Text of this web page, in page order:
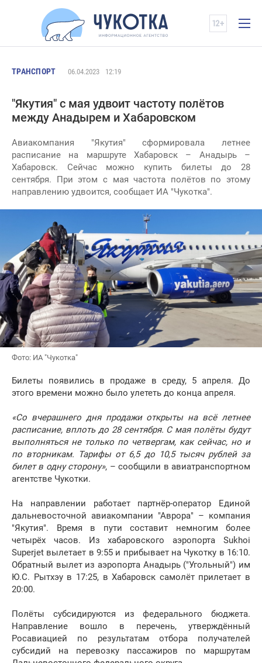
ТРАНСПОРТ 06.04.2023 12:19
"Якутия" с мая удвоит частоту полётов
между Анадырем и Хабаровском
Авиакомпания "Якутия" сформировала летнее
расписание на маршруте Хабаровск – Анадырь –
Хабаровск. Сейчас можно купить билеты до 28
сентября. При этом с мая частота полётов по этому
направлению удвоится, сообщает ИА "Чукотка".
Фото: ИА "Чукотка"
Билеты появились в продаже в среду, 5 апреля. До
этого времени можно было улететь до конца апреля.
«Со вчерашнего дня продажи открыты на всё летнее
расписание, вплоть до 28 сентября. С мая полёты будут
выполняться не только по четвергам, как сейчас, но и
по вторникам. Тарифы от 6,5 до 10,5 тысяч рублей за
билет в одну сторону», – сообщили в авиатранспортном
агентстве Чукотки.
На направлении работает партнёр-оператор Единой
дальневосточной авиакомпании "Аврора" – компания
"Якутия". Время в пути составит немногим более
четырёх часов. Из хабаровского аэропорта Sukhoi
Superjet вылетает в 9:55 и прибывает на Чукотку в 16:10.
Обратный вылет из аэропорта Анадырь ("Угольный") им
Ю.С. Рытхэу в 17:25, в Хабаровск самолёт прилетает в
20:00.
Полёты субсидируются из федерального бюджета.
Направление вошло в перечень, утверждённый
Росавиацией по результатам отбора получателей
субсидий на перевозку пассажиров по маршрутам